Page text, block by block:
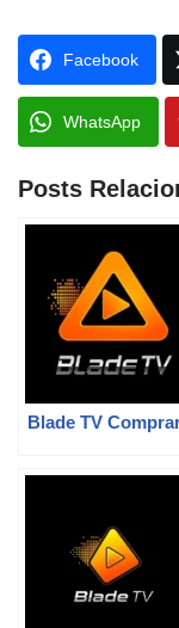
Facebook
WhatsApp
Posts
Blade TV